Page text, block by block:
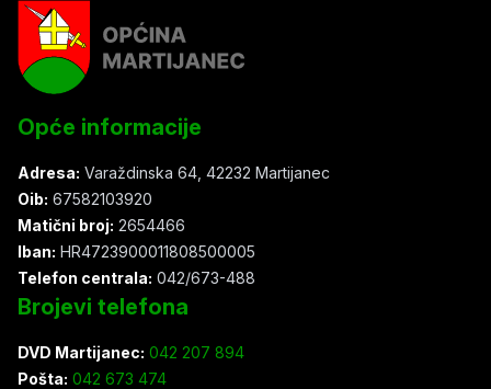
Opće informacije
Adresa: Varaždinska 64, 42232 Martijanec
Oib: 67582103920
Matični broj: 2654466
Iban: HR4723900011808500005
Telefon centrala: 042/673-488
Brojevi telefona
DVD Martijanec: 042 207 894
Pošta: 042 673 474